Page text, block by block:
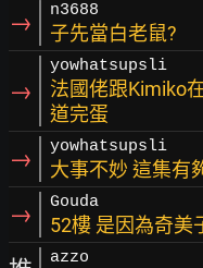
→ n3688
子先當白老鼠?
→
yowhatsupsli
法國佬跟Kimiko
道完蛋
→ yowhatsupsli
大事不妙 這集有
→ Gouda
52樓 是因為奇美
azzo